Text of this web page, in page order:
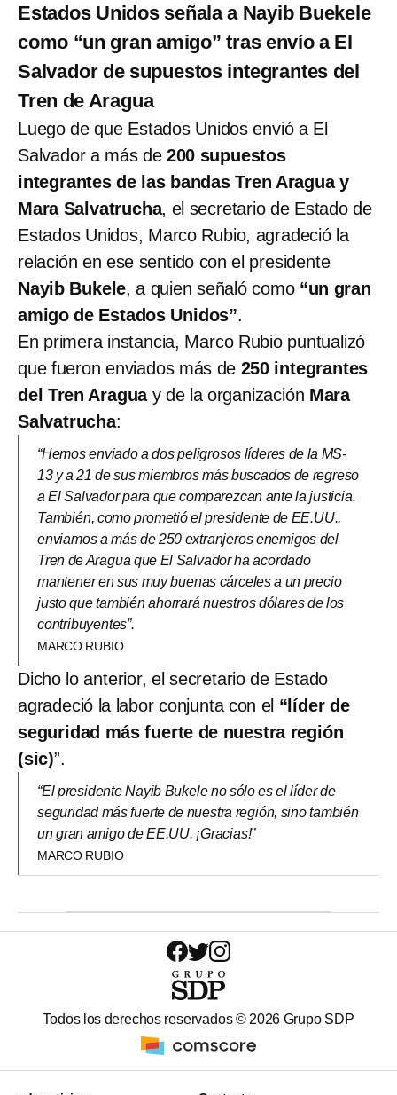
Estados Unidos señala a Nayib Buekele
como “un gran amigo” tras envío a El
Salvador de supuestos integrantes del
Tren de Aragua
Luego de que Estados Unidos envió a El
Salvador a más de 200 supuestos
integrantes de las bandas Tren Aragua y
Mara Salvatrucha, el secretario de Estado de
Estados Unidos, Marco Rubio, agradeció la
relación en ese sentido con el presidente
Nayib Bukele, a quien señaló como“un gran
amigo de Estados Unidos”.
En primera instancia, Marco Rubio puntualizó
que fueron enviados más de 250 integrantes
del Tren Araguay de la organización Mara
Salvatrucha:
“Hemos enviado a dos peligrosos líderes de la MS-
13 y a 21 de sus miembros más buscados de regreso
a El Salvador para que comparezcan ante la justicia.
También, como prometió el presidente de EE.UU.,
enviamos a más de 250 extranjeros enemigos del
Tren de Aragua que El Salvador ha acordado
mantener en sus muy buenas cárceles a un precio
justo que también ahorrará nuestros dólares de los
contribuyentes”.
MARCO RUBIO
Dicho lo anterior, el secretario de Estado
agradeció la labor conjunta con el “líder de
seguridad más fuerte de nuestra región
(sic)”.
“El presidente Nayib Bukele no sólo es el líder de
seguridad más fuerte de nuestra región, sino también
un gran amigo de EE.UU. ¡Gracias!”
MARCO RUBIO
Todos los derechos reservados © 2026 Grupo SDP